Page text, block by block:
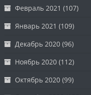
Февраль 2021 (107)
Январь 2021 (109)
Декабрь 2020 (96)
Ноябрь 2020 (112)
Октябрь 2020 (99)